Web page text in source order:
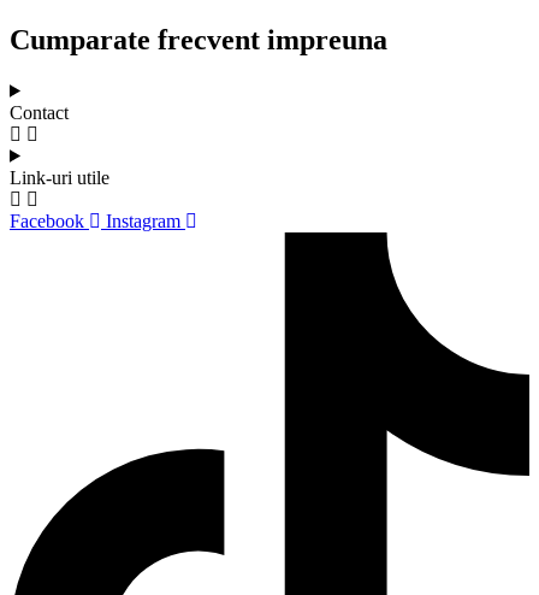
Cumparate frecvent impreuna
Contact
Link-uri utile
Facebook Instagram